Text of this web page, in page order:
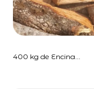
400 kg de Encina...